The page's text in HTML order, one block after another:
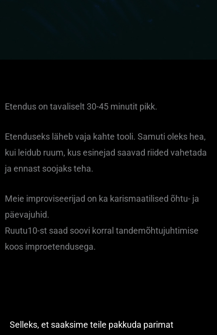
Etendus on tavaliselt 30-45 minutit pikk.
Etenduseks läheb vaja kahte tooli. Samuti oleks hea,
kui leidub ruum, kus esinejad saavad riided vahetada
ja ennast soojaks teha.
Meie improviseerijad on ka karismaatilised õhtu- ja
päevajuhid.
Ruutu10-st saad soovi korral tandemõhtujuhtimise
koos improetendusega.
Selleks, et saaksime teile pakkuda parimat